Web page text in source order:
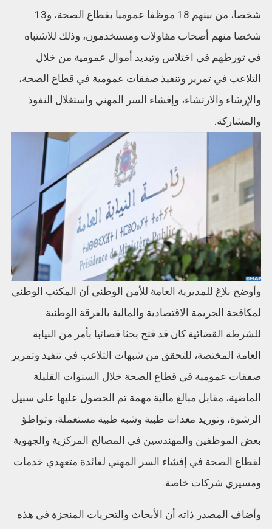
شخصا، من بينهم 18 موظفا عموميا بقطاع الصحة، و13
شخصا منهم أصحاب مقاولات ومستخدمون، وذلك للاشتباه
في تورطهم في اختلاس وتبديد أموال عمومية من خلال
التلاعب في تمرير وتنفيذ صفقات عمومية في قطاع الصحة،
والإرشاء والارتشاء، وإفشاء السر المهني واستغلال النفوذ
والمشاركة.
وأوضح بلاغ للمديرية العامة للأمن الوطني أن المكتب الوطني
لمكافحة الجريمة الاقتصادية والمالية بالفرقة الوطنية
للشرطة القضائية كان قد فتح بحثا قضائيا بأمر من النيابة
العامة المختصة، للتحقق من شبهات التلاعب في تنفيذ وتمرير
صفقات عمومية في قطاع الصحة خلال السنوات القليلة
الماضية، مقابل مبالغ مالية مهمة تم الحصول عليها على سبيل
الرشوة، وتوريد معدات طبية وشبه طبية مستعملة، وتواطؤ
بعض الموظفين والمهندسين في المصالح المركزية والجهوية
لقطاع الصحة في إفشاء السر المهني لفائدة متعهدي خدمات
ومسيري شركات خاصة.
وأضاف المصدر ذاته أن الأبحاث والتحريات المنجزة في هذه